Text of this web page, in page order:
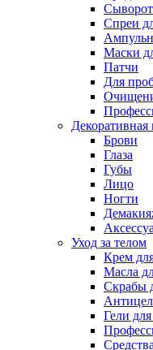
Спреи
Маски
Патчи
Для
Декоративная
Брови
Глаза
Губы
Лицо
Ногти
Уход за телом
Крем
Масла
Скрабы
Гели